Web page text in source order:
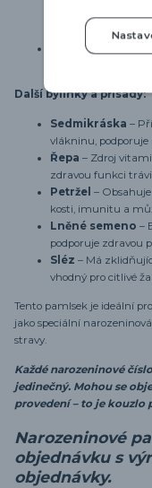
zažívací potíže.
Měsíček lékařský
Další bylinky a přísady:
Sedmikráska –
vlákninu,
Řepa – Zdroj
zdravou funkci
Petržel –
kosti, imunitu a
Lněné semeno –
podporuje zdravou
Sléz – Má
vhodný pro citlivé
Tento pamlsek je ideální
jako speciální
stravy.
Každé narozeninové
jedinečný. Mohou se
provedení – to je
Narozeninové
objednávku s
objednávky.